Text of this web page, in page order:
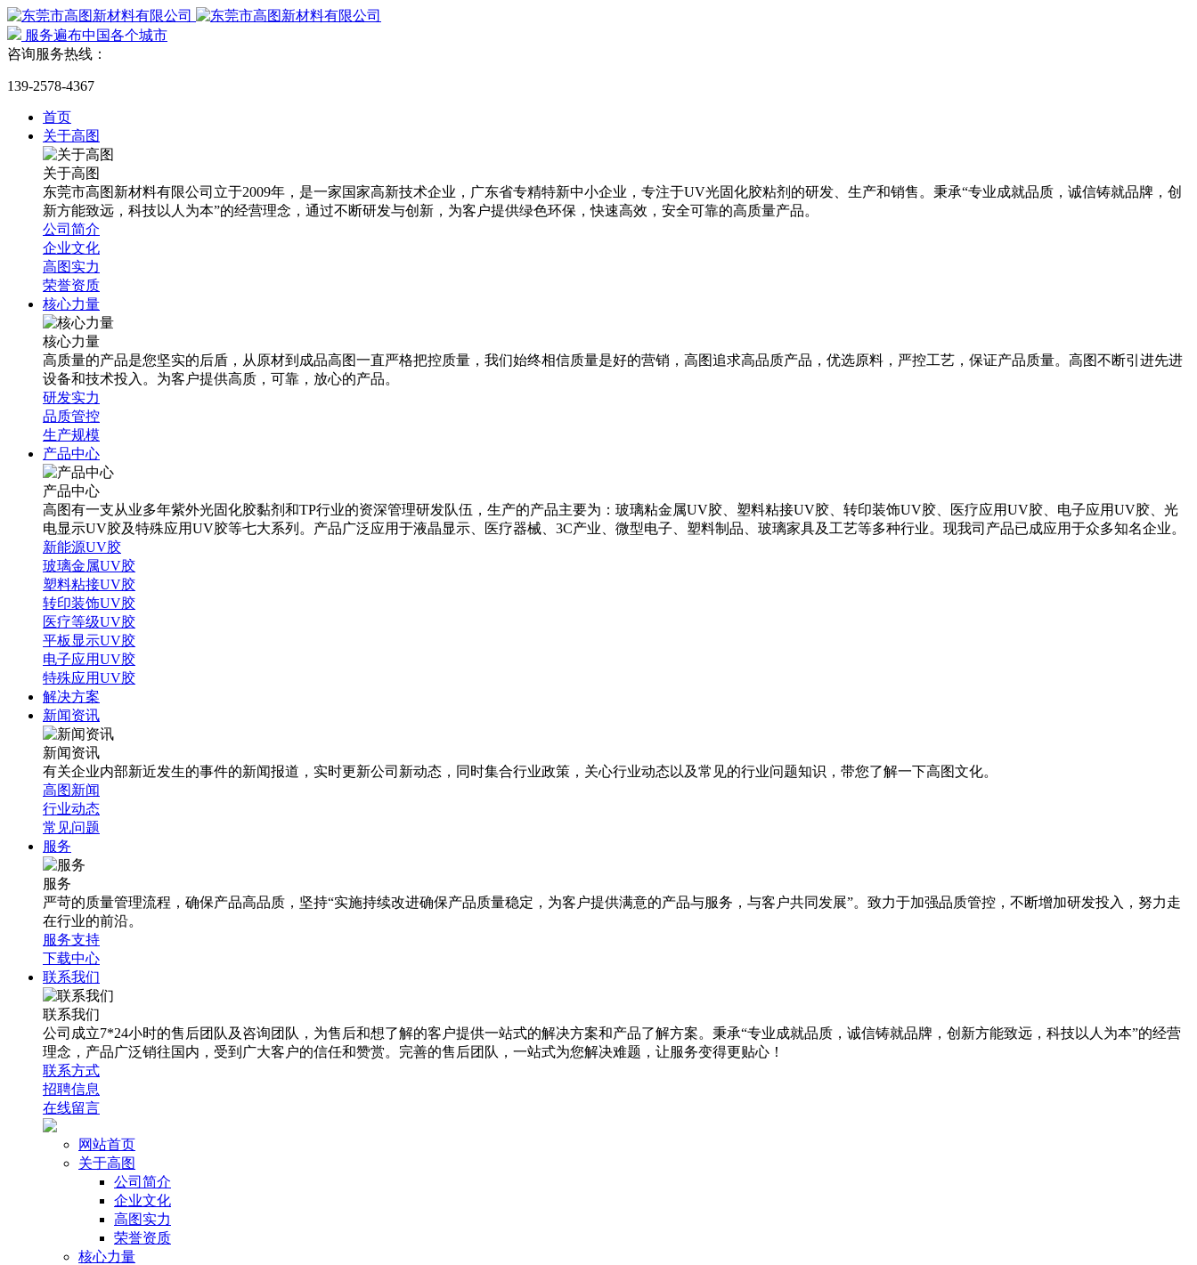
服务遍布中国各个城市
咨询服务热线：
139-2578-4367
首页
关于高图
关于高图
东莞市高图新材料有限公司立于2009年，是一家国家高新技术企业，广东省专精特新中小企业，专注于UV光固化胶粘剂的研发、生产和销售。秉承“专业成就品质，诚信铸就品牌，创
新方能致远，科技以人为本”的经营理念，通过不断研发与创新，为客户提供绿色环保，快速高效，安全可靠的高质量产品。
公司简介
企业文化
高图实力
荣誉资质
核心力量
核心力量
高质量的产品是您坚实的后盾，从原材到成品高图一直严格把控质量，我们始终相信质量是好的营销，高图追求高品质产品，优选原料，严控工艺，保证产品质量。高图不断引进先进
设备和技术投入。为客户提供高质，可靠，放心的产品。
研发实力
品质管控
生产规模
产品中心
产品中心
高图有一支从业多年紫外光固化胶黏剂和TP行业的资深管理研发队伍，生产的产品主要为：玻璃粘金属UV胶、塑料粘接UV胶、转印装饰UV胶、医疗应用UV胶、电子应用UV胶、光
电显示UV胶及特殊应用UV胶等七大系列。产品广泛应用于液晶显示、医疗器械、3C产业、微型电子、塑料制品、玻璃家具及工艺等多种行业。现我司产品已成应用于众多知名企业。
新能源UV胶
玻璃金属UV胶
塑料粘接UV胶
转印装饰UV胶
医疗等级UV胶
平板显示UV胶
电子应用UV胶
特殊应用UV胶
解决方案
新闻资讯
新闻资讯
有关企业内部新近发生的事件的新闻报道，实时更新公司新动态，同时集合行业政策，关心行业动态以及常见的行业问题知识，带您了解一下高图文化。
高图新闻
行业动态
常见问题
服务
服务
严苛的质量管理流程，确保产品高品质，坚持“实施持续改进确保产品质量稳定，为客户提供满意的产品与服务，与客户共同发展”。致力于加强品质管控，不断增加研发投入，努力走
在行业的前沿。
服务支持
下载中心
联系我们
联系我们
公司成立7*24小时的售后团队及咨询团队，为售后和想了解的客户提供一站式的解决方案和产品了解方案。秉承“专业成就品质，诚信铸就品牌，创新方能致远，科技以人为本”的经营
理念，产品广泛销往国内，受到广大客户的信任和赞赏。完善的售后团队，一站式为您解决难题，让服务变得更贴心！
联系方式
招聘信息
在线留言
网站首页
关于高图
公司简介
企业文化
高图实力
荣誉资质
核心力量